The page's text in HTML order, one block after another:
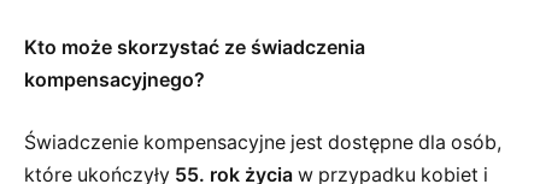
Kto może skorzystać ze świadczenia
kompensacyjnego?
Świadczenie kompensacyjne jest dostępne dla osób,
które ukończyły 55. rok życia w przypadku kobiet i